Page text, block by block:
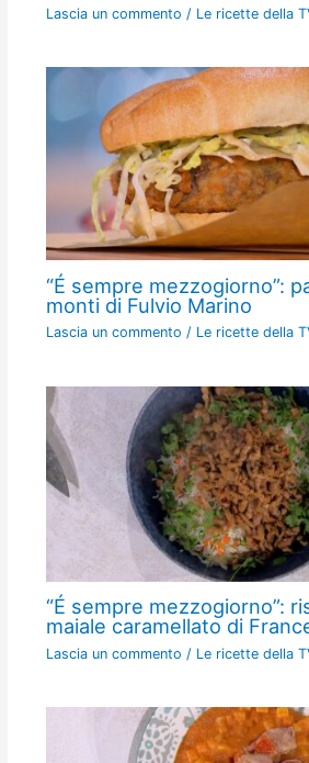
Lascia un commento / Le ricette della
“É sempre mezzogiorno”:
monti di Fulvio Marino
Lascia un commento / Le ricette della
“É sempre mezzogiorno”:
maiale caramellato di
Lascia un commento / Le ricette della